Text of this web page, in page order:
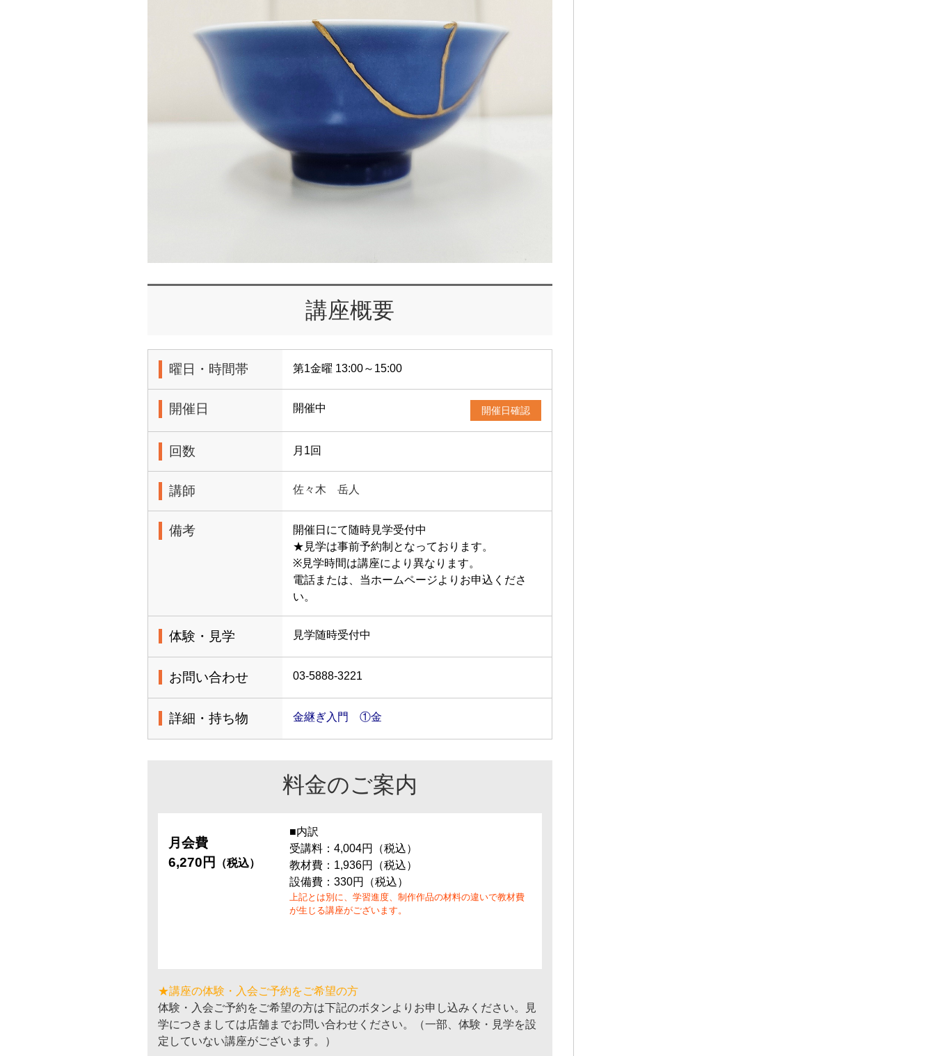
講座概要
曜日・時間帯 第1金曜 13:00～15:00
開催日 開催中 開催日確認
回数 月1回
講師 佐々木 岳人
備考
開催日にて随時見学受付中
★見学は事前予約制となっております。
※見学時間は講座により異なります。
電話または、当ホームページよりお申込くださ
い。
体験・見学 見学随時受付中
お問い合わせ 03-5888-3221
詳細・持ち物 金継ぎ入門 ①金
料金のご案内
月会費
6,270円
（税込）
■内訳
受講料：4,004円（税込）
教材費：1,936円（税込）
設備費：330円（税込）
上記とは別に、学習進度、制作作品の材料の違いで教材費
が生じる講座がございます。
★講座の体験・入会ご予約をご希望の方
体験・入会ご予約をご希望の方は下記のボタンよりお申し込みください。見
学につきましては店舗までお問い合わせください。（一部、体験・見学を設
定していない講座がございます。）